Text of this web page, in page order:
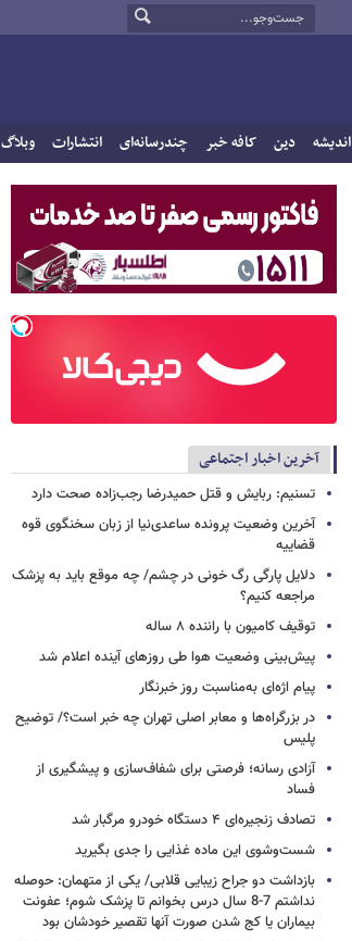
اندیشه دین کافه خبر چندرسانه‌ای انتشارات وبلاگ
آخرین اخبار اجتماعی
تسنیم: ربایش و قتل حمیدرضا رجب‌زاده صحت دارد
آخرین وضعیت پرونده ساعدی‌نیا از زبان سخنگوی قوه
قضاییه
دلایل پارگی رگ خونی در چشم/ چه موقع باید به پزشک
مراجعه کنیم؟
توقیف کامیون با راننده ۸ ساله
پیش‌بینی وضعیت هوا طی روزهای آینده اعلام شد
پیام اژه‌ای به‌مناسبت روز خبرنگار
در بزرگراه‌ها و معابر اصلی تهران چه خبر است؟/ توضیح
پلیس
آزادی رسانه؛ فرصتی برای شفاف‌سازی و پیشگیری از
فساد
تصادف زنجیره‌ای ۴ دستگاه خودرو مرگبار شد
شست‌وشوی این ماده غذایی را جدی بگیرید
بازداشت دو جراح زیبایی قلابی/ یکی از متهمان: حوصله
نداشتم 7-8 سال درس بخوانم تا پزشک شوم؛ عفونت
بیماران یا کج شدن صورت آنها تقصیر خودشان بود